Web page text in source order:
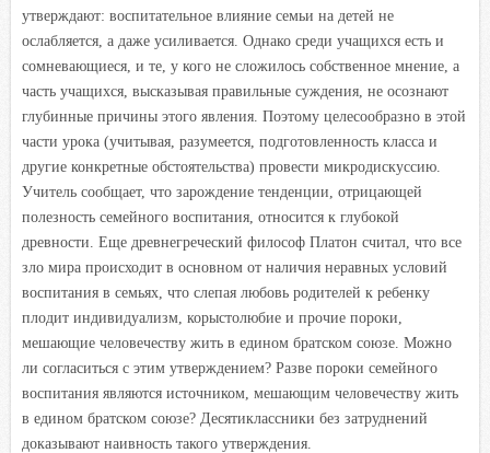
утверждают: воспитательное влияние семьи на детей не
ослабляется, а даже усиливается. Однако среди учащихся есть и
сомневающиеся, и те, у кого не сложилось собственное мнение, а
часть учащихся, высказывая правильные суждения, не осознают
глубинные причины этого явления. Поэтому целесообразно в этой
части урока (учитывая, разумеется, подготовленность класса и
другие конкретные обстоятельства) провести микродискуссию.
Учитель сообщает, что зарождение тенденции, отрицающей
полезность семейного воспитания, относится к глубокой
древности. Еще древнегреческий философ Платон считал, что все
зло мира происходит в основном от наличия неравных условий
воспитания в семьях, что слепая любовь родителей к ребенку
плодит индивидуализм, корыстолюбие и прочие пороки,
мешающие человечеству жить в едином братском союзе. Можно
ли согласиться с этим утверждением? Разве пороки семейного
воспитания являются источником, мешающим человечеству жить
в едином братском союзе? Десятиклассники без затруднений
доказывают наивность такого утверждения.